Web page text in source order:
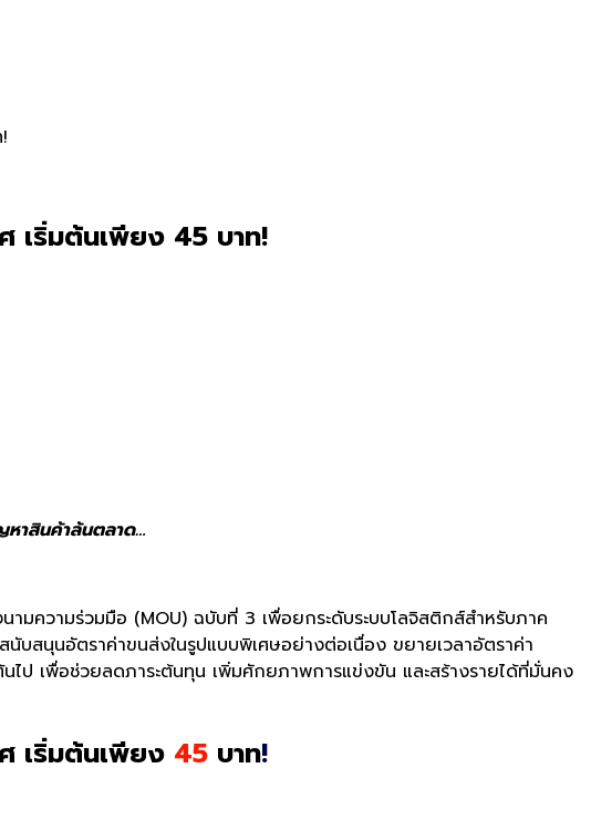
เริ่มต้นเพียง 45 บาท!
หาสินค้าล้นตลาด…
ามความร่วมมือ (MOU) ฉบับที่ 3 เพื่อยกระดับระบบโลจิสติกส์สำหรับภาค
บสนุนอัตราค่าขนส่งในรูปแบบพิเศษอย่างต่อเนื่อง ขยายเวลาอัตราค่า
ไป เพื่อช่วยลดภาระต้นทุน เพิ่มศักยภาพการแข่งขัน และสร้างรายได้ที่มั่นคง
เริ่มต้นเพียง 45 บาท!